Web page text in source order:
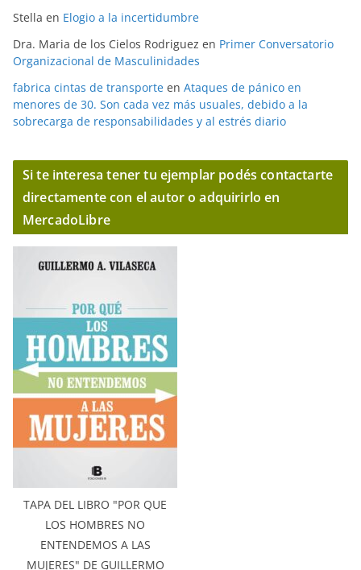
Stella en Elogio a la incertidumbre
Dra. Maria de los Cielos Rodriguez en Primer Conversatorio
Organizacional de Masculinidades
fabrica cintas de transporte en Ataques de pánico en
menores de 30. Son cada vez más usuales, debido a la
sobrecarga de responsabilidades y al estrés diario
Si te interesa tener tu ejemplar podés contactarte
directamente con el autor o adquirirlo en
MercadoLibre
TAPA DEL LIBRO "POR QUE
LOS HOMBRES NO
ENTENDEMOS A LAS
MUJERES" DE GUILLERMO